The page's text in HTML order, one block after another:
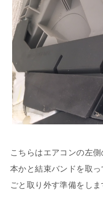
こちらはエアコンの左
本かと結束バンドを取
ごと取り外す準備をしま